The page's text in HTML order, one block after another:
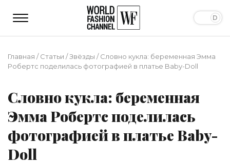
Главная /Статьи /Звёзды /Словно кукла: беременная Эмма
Робертс поделилась фотографией в платье Baby-Doll
Словно кукла: беременная
Эмма Робертс поделилась
фотографией в платье Baby-
Doll